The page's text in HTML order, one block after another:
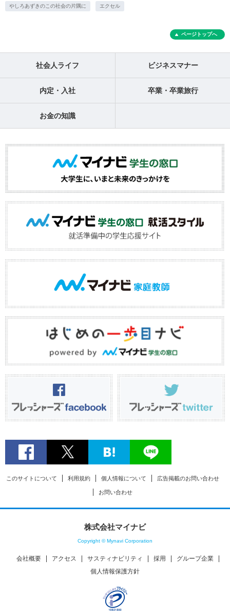
やしろあずきのこの社会の片隅に エクセル
ページトップへ
社会人ライフ ビジネスマナー
内定・入社 卒業・卒業旅行
お金の知識
このサイトについて 利用規約 個人情報について 広告掲載のお問い合わせ
お問い合わせ
株式会社マイナビ
Copyright © Mynavi Corporation
会社概要 アクセス サスティナビリティ 採用
グループ企業
個人情報保護方針